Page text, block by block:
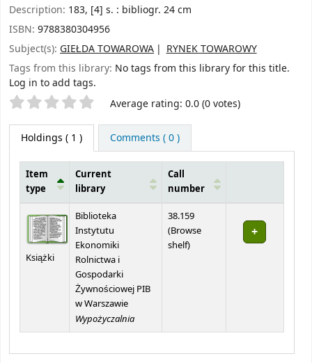
Description: 183, [4] s. : bibliogr. 24 cm
ISBN: 9788380304956
Subject(s): GIEŁDA TOWAROWA
RYNEK TOWAROWY
Tags from this library: No tags from this library for this title.
Log in to add tags.
Star ratings Average rating: 0.0 (0 votes)
Holdings ( 1 ) Comments ( 0 )
Item
type
Current
library
Call
number
Książki
Biblioteka
Instytutu
Ekonomiki
Rolnictwa i
Gospodarki
Żywnościowej PIB
w Warszawie
Wypożyczalnia
38.159
(Browse
shelf(Opens below)
)